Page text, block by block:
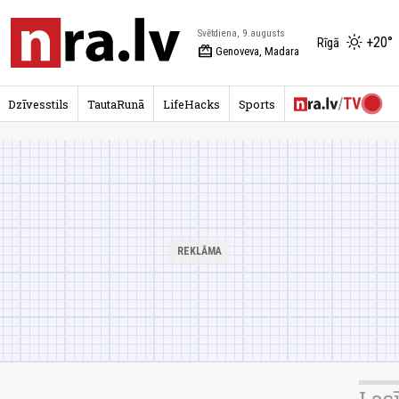
Svētdiena, 9.augusts
redeem Genoveva, Madara
Rīgā +20°
Dzīvesstils TautaRunā LifeHacks Sports